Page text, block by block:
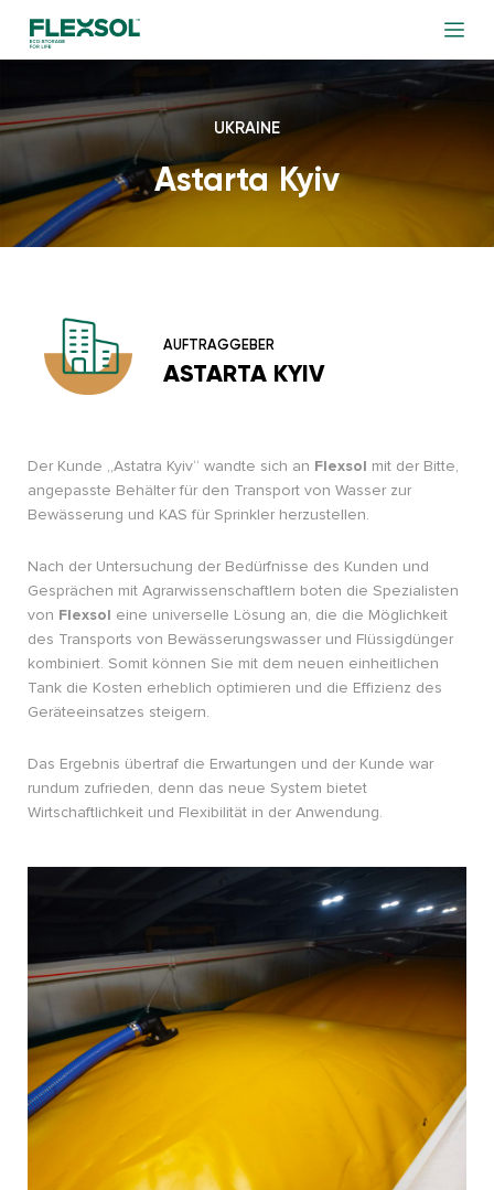
UKRAINE
Astarta Kyiv
AUFTRAGGEBER
ASTARTA KYIV
Der Kunde „Astatra Kyiv“ wandte sich an Flexsol mit der Bitte,
angepasste Behälter für den Transport von Wasser zur
Bewässerung und KAS für Sprinkler herzustellen.
Nach der Untersuchung der Bedürfnisse des Kunden und
Gesprächen mit Agrarwissenschaftlern boten die Spezialisten
von Flexsol eine universelle Lösung an, die die Möglichkeit
des Transports von Bewässerungswasser und Flüssigdünger
kombiniert. Somit können Sie mit dem neuen einheitlichen
Tank die Kosten erheblich optimieren und die Effizienz des
Geräteeinsatzes steigern.
Das Ergebnis übertraf die Erwartungen und der Kunde war
rundum zufrieden, denn das neue System bietet
Wirtschaftlichkeit und Flexibilität in der Anwendung.